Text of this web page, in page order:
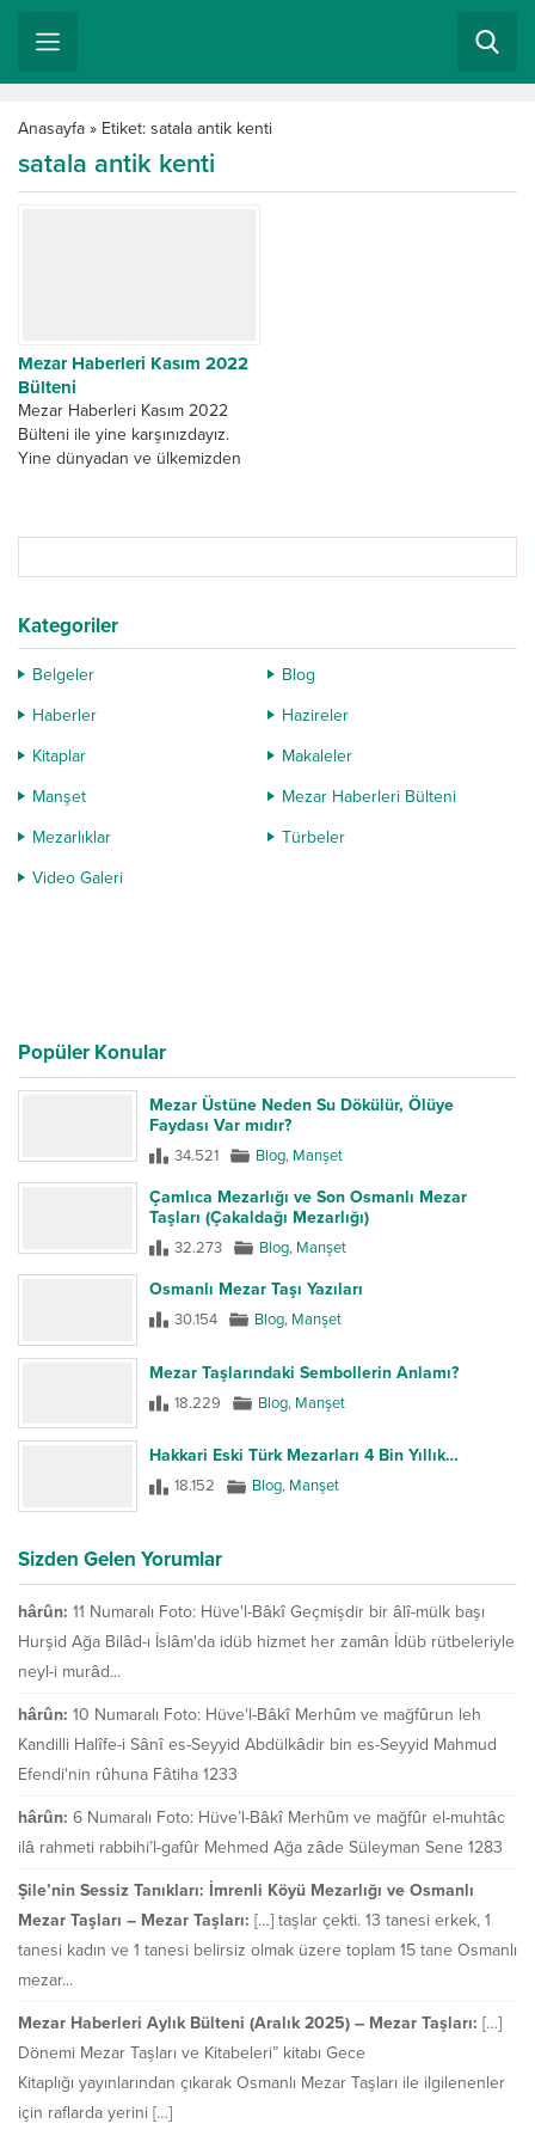
Anasayfa » Etiket: satala antik kenti
satala antik kenti
Mezar Haberleri Kasım 2022
Bülteni
Mezar Haberleri Kasım 2022
Bülteni ile yine karşınızdayız.
Yine dünyadan ve ülkemizden
Kategoriler
Belgeler
Blog
Haberler
Hazireler
Kitaplar
Makaleler
Manşet
Mezar Haberleri Bülteni
Mezarlıklar
Türbeler
Video Galeri
Popüler Konular
Mezar Üstüne Neden Su Dökülür, Ölüye
Faydası Var mıdır?
34.521 Blog, Manşet
Çamlıca Mezarlığı ve Son Osmanlı Mezar
Taşları (Çakaldağı Mezarlığı)
32.273 Blog, Manşet
Osmanlı Mezar Taşı Yazıları
30.154 Blog, Manşet
Mezar Taşlarındaki Sembollerin Anlamı?
18.229 Blog, Manşet
Hakkari Eski Türk Mezarları 4 Bin Yıllık…
18.152 Blog, Manşet
Sizden Gelen Yorumlar
hârûn: 11 Numaralı Foto: Hüve'l-Bâkî Geçmişdir bir âlî-mülk başı
Hurşid Ağa Bilâd-ı İslâm'da idüb hizmet her zamân İdüb rütbeleriyle
neyl-i murâd...
hârûn: 10 Numaralı Foto: Hüve'l-Bâkî Merhûm ve mağfûrun leh
Kandilli Halîfe-i Sânî es-Seyyid Abdülkâdir bin es-Seyyid Mahmud
Efendi'nin rûhuna Fâtiha 1233
hârûn: 6 Numaralı Foto: Hüve’l-Bâkî Merhûm ve mağfûr el-muhtâc
ilâ rahmeti rabbihi’l-gafûr Mehmed Ağa zâde Süleyman Sene 1283
Şile’nin Sessiz Tanıkları: İmrenli Köyü Mezarlığı ve Osmanlı
Mezar Taşları – Mezar Taşları: […] taşlar çekti. 13 tanesi erkek, 1
tanesi kadın ve 1 tanesi belirsiz olmak üzere toplam 15 tane Osmanlı
mezar...
Mezar Haberleri Aylık Bülteni (Aralık 2025) – Mezar Taşları: […]
Dönemi Mezar Taşları ve Kitabeleri” kitabı Gece
Kitaplığı yayınlarından çıkarak Osmanlı Mezar Taşları ile ilgilenenler
için raflarda yerini […]